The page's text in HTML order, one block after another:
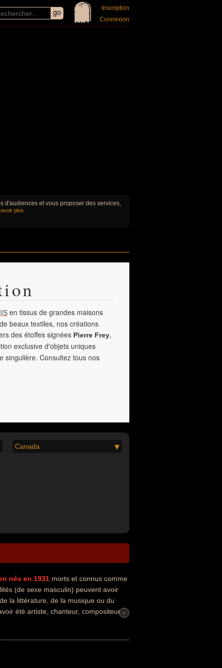
Inscription
Connexion
d'audiences et vous proposer des services,
plus
en tissus de grandes maisons
beaux textiles, nos créations
des étoffes signées Pierre Frey,
exclusive d'objets uniques
singulière. Consultez tous nos
Canada
nés en 1931 morts et connus comme
(de sexe masculin) peuvent avoir
la littérature, de la musique ou du
été artiste, chanteur, compositeur,+